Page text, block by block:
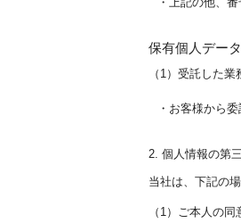
保有個人デー
（1）受託した
・お客様から
2. 個人情報の第
当社は、下記の
（1）ご本人の